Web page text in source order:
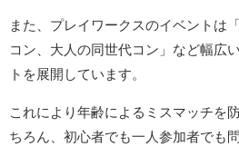
また、プレイワークスのイベントは
コン、大人の同世代コン」など幅広
トを展開しています。
これにより年齢によるミスマッチを
ちろん、初心者でも一人参加者でも